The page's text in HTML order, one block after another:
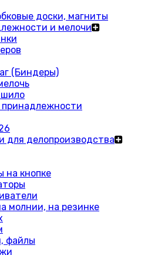
доски, магниты
и мелочи
(Биндеры)
для делопроизводства
на кнопке
молнии, на резинке
файлы